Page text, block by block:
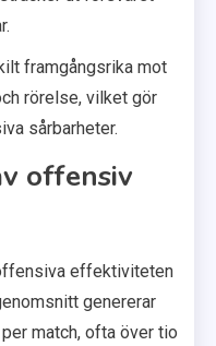
framgångsrika mot
rörelse, vilket gör
sårbarheter.
offensiv
effektiviteten
genererar
match, ofta över tio